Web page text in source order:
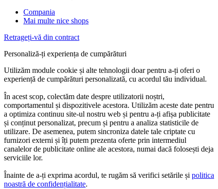
Compania
Mai multe nice shops
Retrageți-vă din contract
Personaliză-ți experiența de cumpărături
Utilizăm module cookie și alte tehnologii doar pentru a-ți oferi o
experiență de cumpărături personalizată, cu acordul tău individual.
În acest scop, colectăm date despre utilizatorii noștri,
comportamentul și dispozitivele acestora. Utilizăm aceste date pentru
a optimiza continuu site-ul nostru web și pentru a-ți afișa publicitate
și conținut personalizat, precum și pentru a analiza statisticile de
utilizare. De asemenea, putem sincroniza datele tale criptate cu
furnizori externi și îți putem prezenta oferte prin intermediul
canalelor de publicitate online ale acestora, numai dacă folosești deja
serviciile lor.
Înainte de a-ți exprima acordul, te rugăm să verifici setările și politica
noastră de confidențialitate.